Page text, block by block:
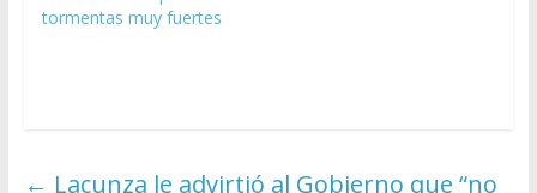
tormentas muy fuertes
← Lacunza le advirtió al Gobierno que “no